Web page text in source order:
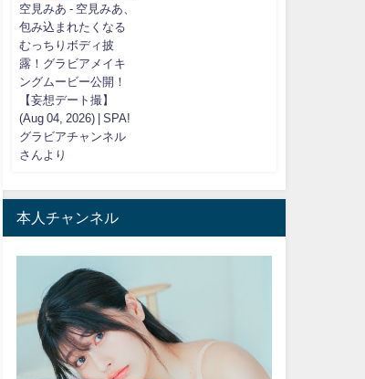
空見みあ - 空見みあ、
包み込まれたくなる
むっちりボディ披
露！グラビアメイキ
ングムービー公開！
【妄想デート撮】
(Aug 04, 2026) | SPA!
グラビアチャンネル
さんより
本人チャンネル